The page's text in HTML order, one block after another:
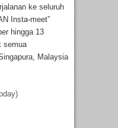
ke seluruh
Insta-meet”
hingga 13
semua
Malaysia